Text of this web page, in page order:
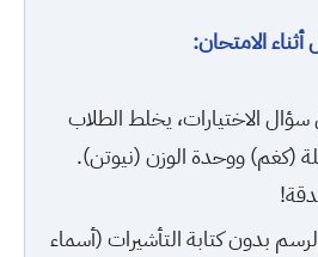
الامتحان:
سؤال الاختيارات، يخلط الطلاب
(كغم) ووحدة الوزن (نيوتن).
بدون كتابة التأشيرات (أسماء